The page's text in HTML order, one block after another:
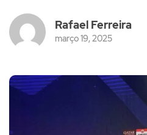
Rafael Ferreira
março 19, 2025